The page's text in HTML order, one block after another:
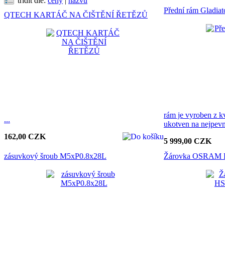
QTECH KARTÁČ NA ČIŠTĚNÍ ŘETĚZŮ
...
162,00 CZK
Přední rám
rám je vyroben z
ukotven na
5 999,00 CZK
zásuvkový šroub M5xP0.8x28L
Žárovka OSRAM